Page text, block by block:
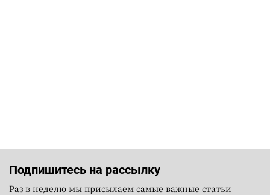
Подпишитесь на рассылку
Раз в неделю мы присылаем самые важные статьи